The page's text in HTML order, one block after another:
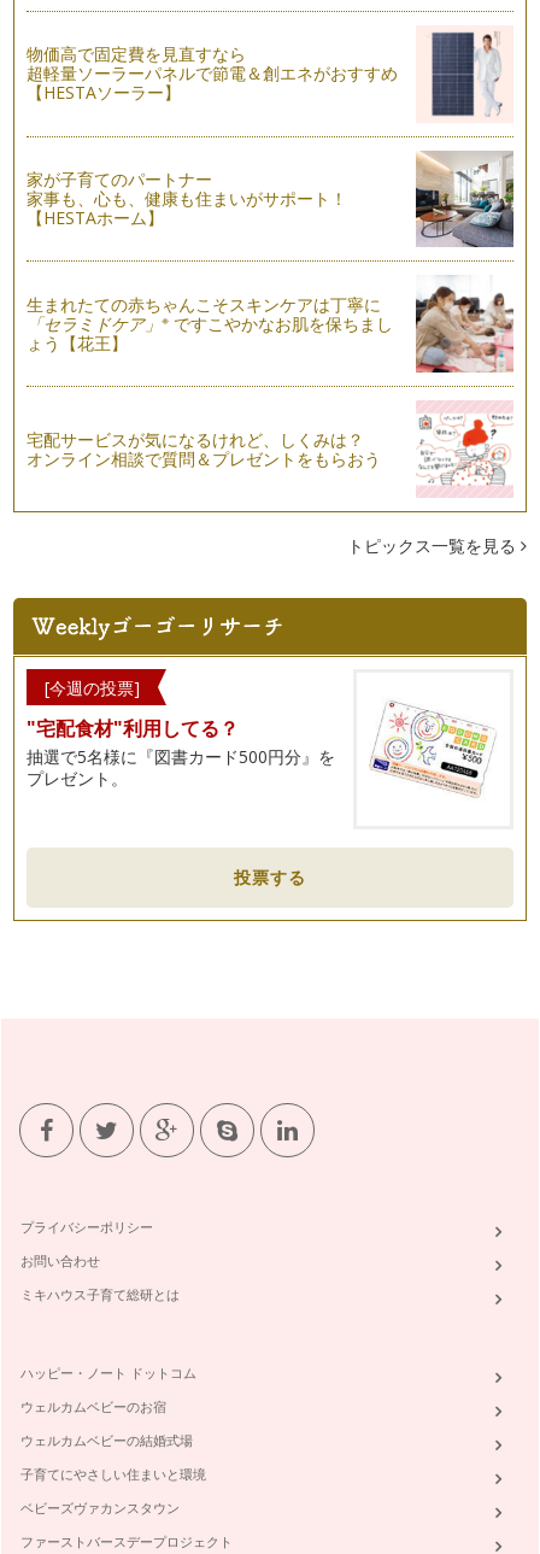
キッズクッキング☆真夏のおもてなし手まり寿司☆
もうすぐ夏休みですね。夏休みになると、お友だちや親せきと
の集まる機会が増えますよね。そんな…
キッズクッキング テーマは『七夕』☆
今月は、夏野菜を主役にして、『七夕』をテーマにキッズクッ
キングを開催しました。七…
【夏】ママのためのサビ落としレシピ♪
茄子に含まれている成分は、約94％が水分と言われていま
6月になると、夏野菜（初夏野菜）が旬を迎えます。どんな野
菜があるかというと・・・枝豆・トマ…
紫外線対策＆熱中症対策には、ビタミンCが効果的！
5月に入り、気温が急上昇する日が増え、暖かいを通り過ぎ、
キッズクッキング☆「こどもの日」Part2
こどもの日は、「こどもの人格を重んじ、こどもの幸福をはか
るとともに、母に感謝する」ことが趣…
ベジタブルカービングで食卓を華やかに☆
ベジタブルカービングとは、タイの伝統工芸。 小さなナイフ
一本で、作り上げていくその…
旬のうるいで美肌美人に！
うるい（おおばきぼうし）をご存じでしょうか？ 写真左が、
うるい（おおばきぼうし）で…
キッズクッキング！春野菜でひなまつりパーティー！
「ひなまつり」は、女の子のすこやかな成長を祈る節句の年中
簡単ベジフルkids cooking②お正月料理
2012年がスタートしましたね。本年も、ママがウキウキ！で
きる「食卓」を彩るおもてなし・レ…
編』
先日、スウェーデン在住の友人が一時帰国で我が家に遊びに来
てくれました。お子様は、1歳の可愛…
『冬野菜でインフルエンザやウィルスに負けない体作り！①栄
れた新鮮なお野菜をトラックに積んで…
☆ｸﾘｽﾏｽ☆家族に！ｹﾞｽﾄに！喜ばれるおもてなし②コーディネ
ート編
前回の続編として、☆クリスマス☆家族に！ゲストに！喜ばれ
るおもてなし②コーディネート編と題…
☆ｸﾘｽﾏｽ☆家族に！ｹﾞｽﾄに！喜ばれるおもてなし①レシピ編
物価高で固定費を見直すなら
超軽量ソーラーパネルで節電＆創エネがおすすめ
【HESTAソーラー】
家が子育てのパートナー
家事も、心も、健康も住まいがサポート！
【HESTAホーム】
生まれたての赤ちゃんこそスキンケアは丁寧に
「セラミドケア」※ ですこやかなお肌を保ちまし
ょう【花王】
宅配サービスが気になるけれど、しくみは？
オンライン相談で質問＆プレゼントをもらおう
トピックス一覧を見る
[今週の投票]
"宅配食材"利用してる？
抽選で5名様に『図書カード500円分』を
プレゼント。
投票する
プライバシーポリシー
お問い合わせ
ミキハウス子育て総研とは
ハッピー・ノート ドットコム
ウェルカムベビーのお宿
ウェルカムベビーの結婚式場
子育てにやさしい住まいと環境
ベビーズヴァカンスタウン
ファーストバースデープロジェクト